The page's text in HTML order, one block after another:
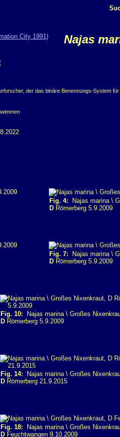
Najas
der das binäre Benennungs-System
Fig. 4: Najas marina \
D Römerberg 5.9.2009
Fig. 7: Najas marina \
D Römerberg 5.9.2009
Fig. 10: Najas marina \ Großes
D Römerberg 5.9.2009
Fig. 14: Najas marina \ Großes
D Römerberg 21.9.2015
Fig. 18: Najas marina \ Großes
D Feuchtwangen 9.10.2009